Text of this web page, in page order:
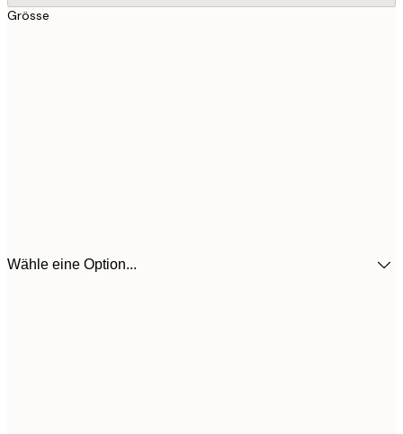
Grösse
Wähle eine Option...